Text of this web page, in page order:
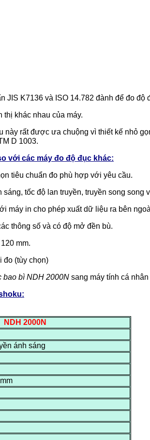
JIS K7136 và ISO 14.782 đành để đo độ
thị khác nhau của máy.
này rất được ưa chuộng vì thiết kế nhỏ
D 1003.
với các máy đo độ đục khác:
tiêu chuẩn đo phù hợp với yêu cầu.
tốc độ lan truyền, truyền song song
máy in cho phép xuất dữ liệu ra bên
thông số và có độ mở đền bù.
mm.
đo (tùy chọn)
bao bì NDH 2000N sang máy tính cá
NDH 2000N
ánh sáng